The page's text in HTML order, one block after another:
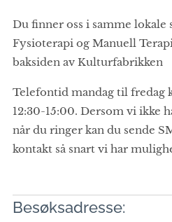
Du finner oss i samme lokale
Fysioterapi og Manuell
baksiden av Kulturfabrikken
Telefontid mandag til fredag
12:30-15:00. Dersom vi ikke
når du ringer kan du sende
kontakt så snart vi har
Besøksadresse: